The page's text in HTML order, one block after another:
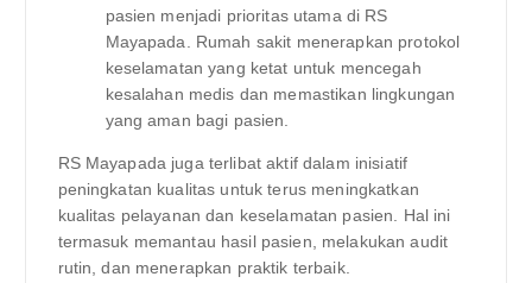
pasien menjadi prioritas utama di RS
Mayapada. Rumah sakit menerapkan protokol
keselamatan yang ketat untuk mencegah
kesalahan medis dan memastikan lingkungan
yang aman bagi pasien.
RS Mayapada juga terlibat aktif dalam inisiatif
peningkatan kualitas untuk terus meningkatkan
kualitas pelayanan dan keselamatan pasien. Hal ini
termasuk memantau hasil pasien, melakukan audit
rutin, dan menerapkan praktik terbaik.